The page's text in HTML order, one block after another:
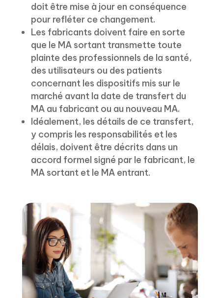
doit être mise à jour en conséquence
pour refléter ce changement.
Les fabricants doivent faire en sorte
que le MA sortant transmette toute
plainte des professionnels de la santé,
des utilisateurs ou des patients
concernant les dispositifs mis sur le
marché avant la date de transfert du
MA au fabricant ou au nouveau MA.
Idéalement, les détails de ce transfert,
y compris les responsabilités et les
délais, doivent être décrits dans un
accord formel signé par le fabricant, le
MA sortant et le MA entrant.